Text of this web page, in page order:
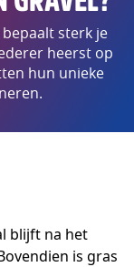
sterk je
heerst op
hun unieke
blijft na het
is gras